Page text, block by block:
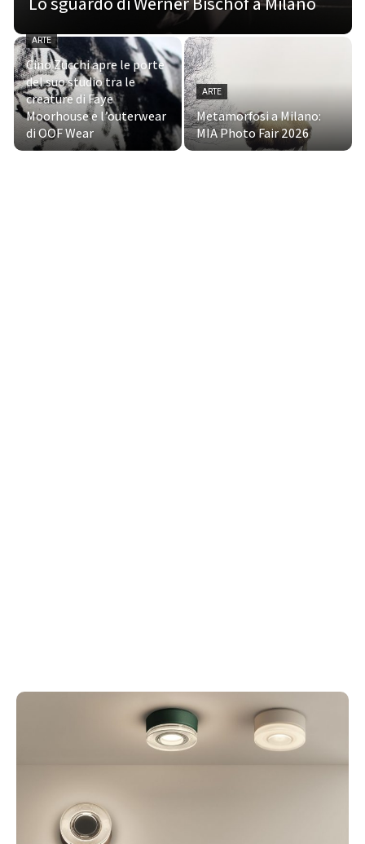
ARTE
Cino Zucchi apre le porte
del suo studio tra le
creature di Faye
Moorhouse e l’outerwear
di OOF Wear
ARTE
Metamorfosi a Milano:
MIA Photo Fair 2026